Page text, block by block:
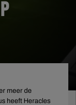
meer de
heeft Heracles